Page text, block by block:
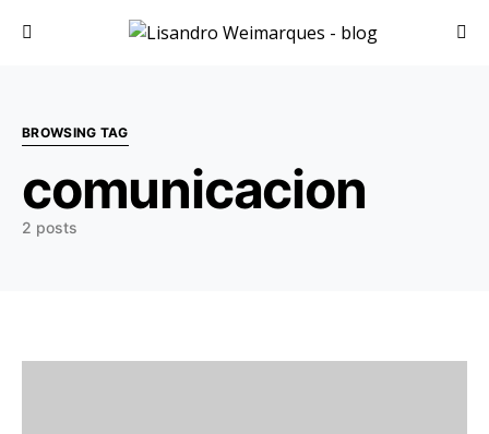
Search for:
BROWSING TAG
comunicacion
2 posts